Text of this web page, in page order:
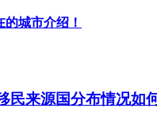
城市介绍！
民来源国分布情况如